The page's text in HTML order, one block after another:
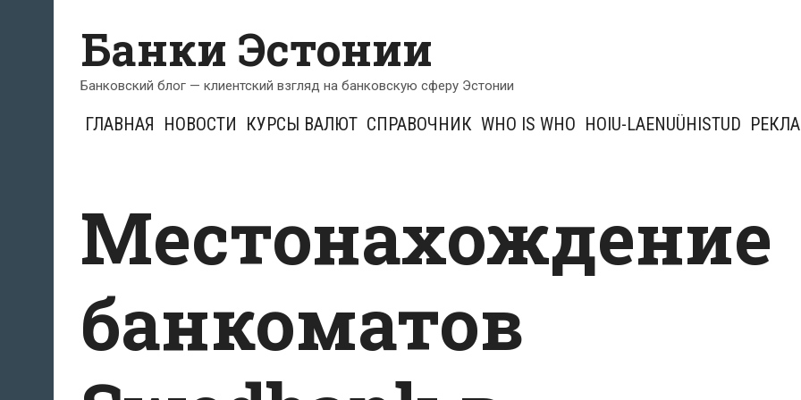
содержимому
Банки Эстонии
Банковский блог — клиентский взгляд на банковскую сферу Эстонии
ГЛАВНАЯ НОВОСТИ КУРСЫ ВАЛЮТ СПРАВОЧНИК WHO IS WHO HOIU-LAENUÜHISTUD
Местонахождение
банкоматов